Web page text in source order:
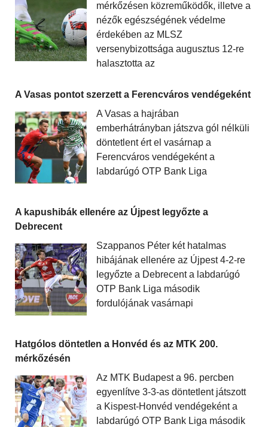
mérkőzésen közreműködők, illetve a
nézők egészségének védelme
érdekében az MLSZ
versenybizottsága augusztus 12-re
halasztotta az
A Vasas pontot szerzett a Ferencváros vendégeként
A Vasas a hajrában
emberhátrányban játszva gól nélküli
döntetlent ért el vasárnap a
Ferencváros vendégeként a
labdarúgó OTP Bank Liga
A kapushibák ellenére az Újpest legyőzte a
Debrecent
Szappanos Péter két hatalmas
hibájának ellenére az Újpest 4-2-re
legyőzte a Debrecent a labdarúgó
OTP Bank Liga második
fordulójának vasárnapi
Hatgólos döntetlen a Honvéd és az MTK 200.
mérkőzésén
Az MTK Budapest a 96. percben
egyenlítve 3-3-as döntetlent játszott
a Kispest-Honvéd vendégeként a
labdarúgó OTP Bank Liga második